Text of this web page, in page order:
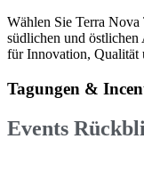
Wählen Sie Terra
südlichen und östlichen
für Innovation, Qualität
Tagungen &
Events